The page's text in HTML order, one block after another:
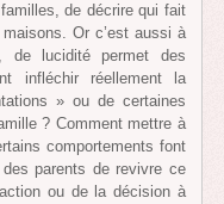
de décrire qui fait
Or c’est aussi à
de lucidité permet des
infléchir réellement la
» ou de certaines
? Comment mettre à
comportements font
parents de revivre ce
ou de la décision à